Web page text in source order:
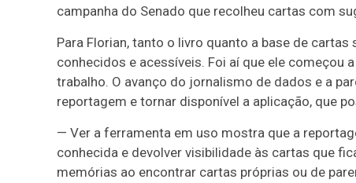
campanha do Senado que recolheu cartas com
Para Florian, tanto o livro quanto a base de
conhecidos e acessíveis. Foi aí que ele começou
trabalho. O avanço do jornalismo de dados e a
reportagem e tornar disponível a aplicação, que
— Ver a ferramenta em uso mostra que a
conhecida e devolver visibilidade às cartas que
memórias ao encontrar cartas próprias ou de